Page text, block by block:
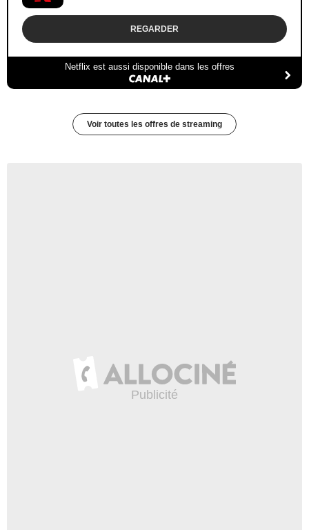
REGARDER
Netflix est aussi disponible dans les offres
Voir toutes les offres de streaming